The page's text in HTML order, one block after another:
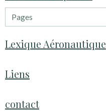
Lexique Aéronautique
Liens
contact